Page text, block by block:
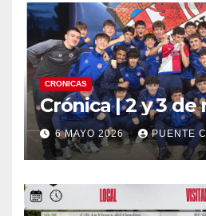
CRONICAS
Crónica | 2 y 3 de
6 MAYO 2026 PUENTE